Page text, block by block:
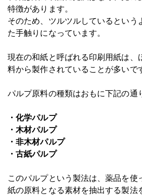
特徴があります。
そのため、ツルツルしているという
た手触りになっています。
現在の和紙と呼ばれる印刷用紙は、
料から製作されていることが多いで
パルプ原料の種類はおもに下記の通
・化学パルプ
・木材パルプ
・非木材パルプ
・古紙パルプ
このパルプという製法は、薬品を使
紙の原料となる素材を抽出する製法